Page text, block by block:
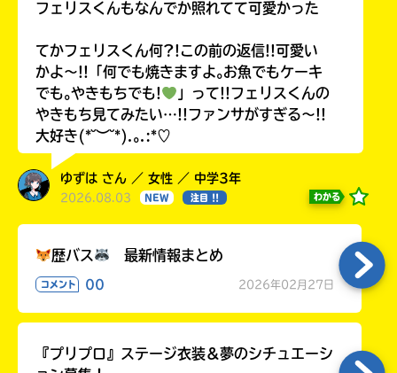
フェリスくんもなんでか照れてて可愛かった
てかフェリスくん何?!この前の返信!!可愛い
かよ〜!!「何でも焼きますよ｡お魚でもケーキ
でも｡やきもちでも!
」って!!フェリスくんの
やきもち見てみたい…!!ファンサがすぎる〜!!
大好き(*˘︶˘*).｡.:*♡
ゆずは さん ／ 女性 ／ 中学3年
2026.08.03 NEW 注目 !! わかる
歴バス 最新情報まとめ
コメント 00 2026年02月27日
『プリプロ』ステージ衣装＆夢のシチュエーシ